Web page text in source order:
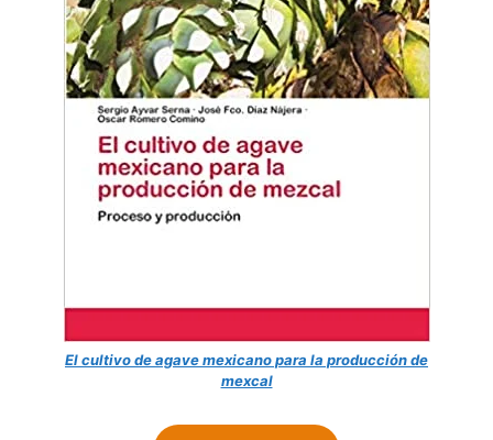
El cultivo de agave mexicano para la producción de
mexcal